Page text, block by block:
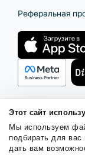
Этот сайт
Мы используем
подбирать для
дать вам
Реферальная
Правила
Политика